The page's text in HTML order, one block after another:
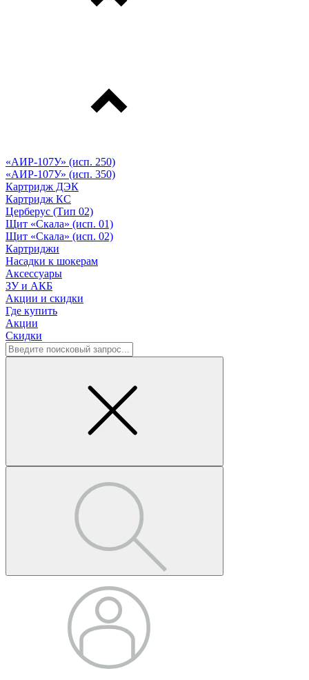
«АИР-107У» (исп. 250)
«АИР-107У» (исп. 350)
Картридж ДЭК
Картридж КС
Церберус (Тип 02)
Щит «Скала» (исп. 01)
Щит «Скала» (исп. 02)
Картриджи
Насадки к шокерам
Аксессуары
ЗУ и АКБ
Акции и скидки
Где купить
Акции
Скидки